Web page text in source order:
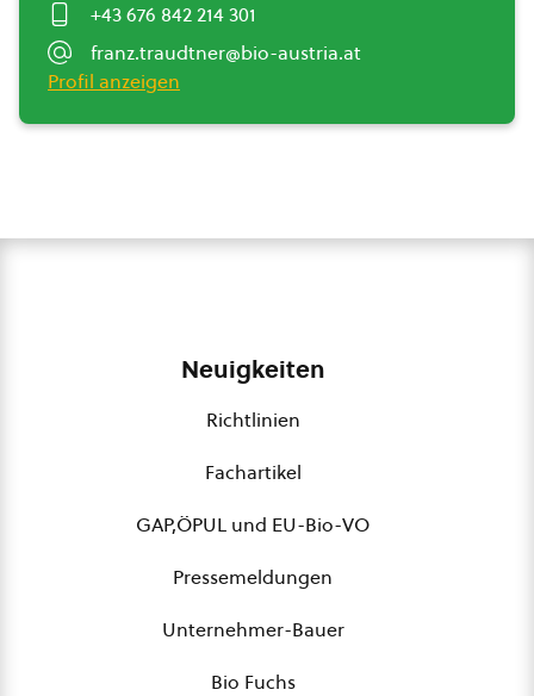
+43 676 842 214 301
franz.traudtner@bio-austria.at
Profil anzeigen
Neuigkeiten
Richtlinien
Fachartikel
GAP,ÖPUL und EU-Bio-VO
Pressemeldungen
Unternehmer-Bauer
Bio Fuchs